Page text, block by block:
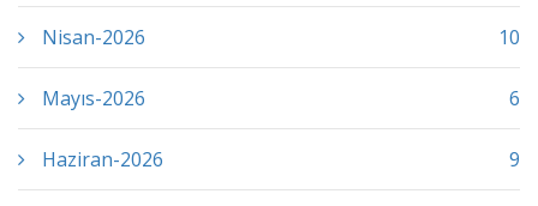
Nisan-2026 10
Mayıs-2026 6
Haziran-2026 9